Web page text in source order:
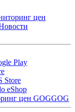
цен
Play
Store
eShop
GOG